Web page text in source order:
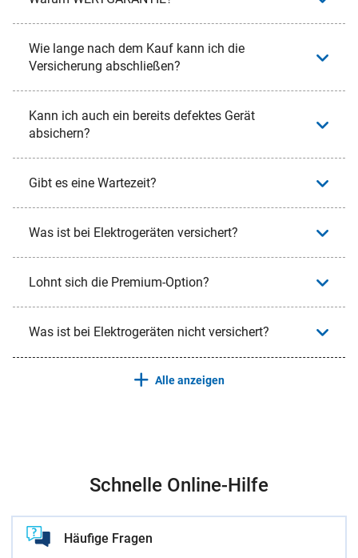
Wie lange nach dem Kauf kann ich die
Versicherung abschließen?
Kann ich auch ein bereits defektes Gerät
absichern?
Gibt es eine Wartezeit?
Was ist bei Elektrogeräten versichert?
Lohnt sich die Premium-Option?
Was ist bei Elektrogeräten nicht versichert?
Alle anzeigen
Schnelle Online-Hilfe
Häufige Fragen